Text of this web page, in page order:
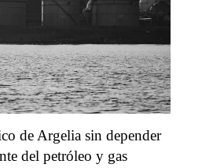
de Argelia sin depender
del petróleo y gas